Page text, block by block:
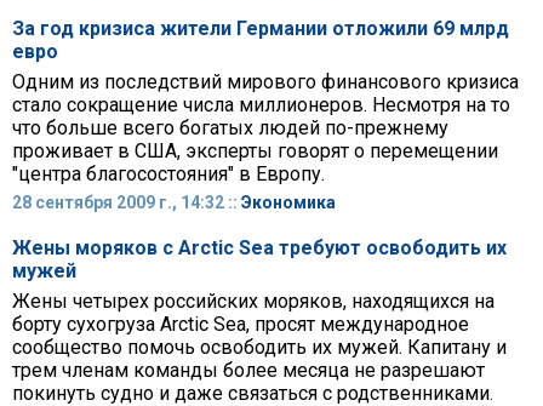
За год кризиса жители Германии отложили 69 млрд
евро
Одним из последствий мирового финансового кризиса
стало сокращение числа миллионеров. Несмотря на то
что больше всего богатых людей по-прежнему
проживает в США, эксперты говорят о перемещении
"центра благосостояния" в Европу.
28 сентября 2009 г., 14:32 :: Экономика
Жены моряков с Arctic Sea требуют освободить их
мужей
Жены четырех российских моряков, находящихся на
борту сухогруза Arctic Sea, просят международное
сообщество помочь освободить их мужей. Капитану и
трем членам команды более месяца не разрешают
покинуть судно и даже связаться с родственниками.